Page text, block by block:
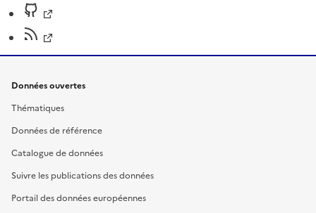
Données ouvertes
Thématiques
Données de référence
Catalogue de données
Suivre les publications des données
Portail des données européennes